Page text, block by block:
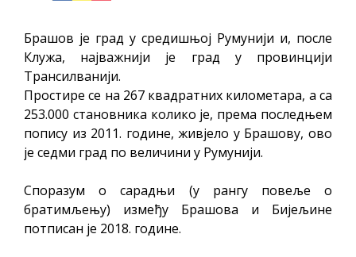
ВОЈСКЕ РЕПУБЛИКЕ СРПСКЕ У СТАЊУ
СОЦИЈАЛНЕ ПОТРЕБЕ
Обрасци захтјева за регресирано
гориво доступни од 13. марта до 15.
новембра
Обавјештење о забрани саобраћаја 6. и
7. августа
Обавјештење за предузетника - Вера
Брашов је град у средишњој Румунији и, после
Клужа, најважнији је град у провинцији
Трансилванији.
Простире се на 267 квадратних километара, a са
253.000 становника колико је, према последњем
попису из 2011. године, живјело у Брашову, ово
је седми град по величини у Румунији.
Споразум о сарадњи (у рангу повеље о
братимљењу) између Брашова и Бијељине
потписан је 2018. године.